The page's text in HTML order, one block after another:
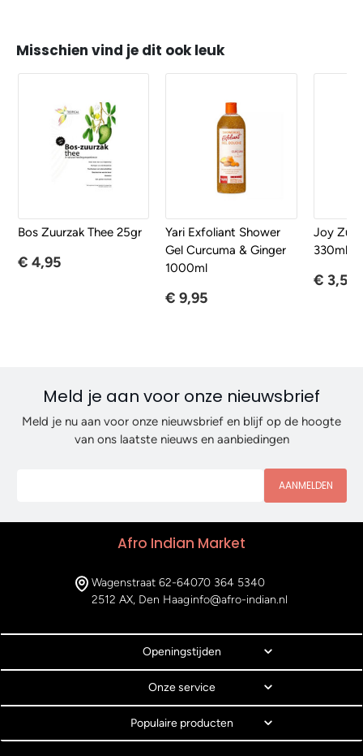
Misschien vind je dit ook leuk
Bos Zuurzak Thee 25gr
€ 4,95
Yari Exfoliant Shower
Gel Curcuma & Ginger
1000ml
€ 9,95
Joy
330ml
€ 3,50
Meld je aan voor onze nieuwsbrief
Meld je nu aan voor onze nieuwsbrief en blijf op de hoogte
van ons laatste nieuws en aanbiedingen
AANMELDEN
Afro Indian Market
Wagenstraat 62-64
2512 AX, Den Haag
070 364 5340
info@afro-indian.nl
Openingstijden
Onze service
Populaire producten